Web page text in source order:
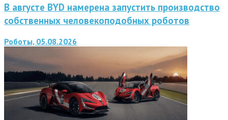
В августе BYD намерена запустить производство
собственных человекоподобных роботов
Роботы, 05.08.2026